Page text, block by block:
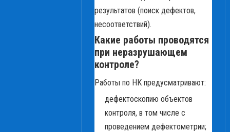
результатов (поиск дефектов,
несоответствий).
Какие работы проводятся
при неразрушающем
контроле?
Работы по НК предусматривают:
дефектоскопию объектов
контроля, в том числе с
проведением дефектометрии;